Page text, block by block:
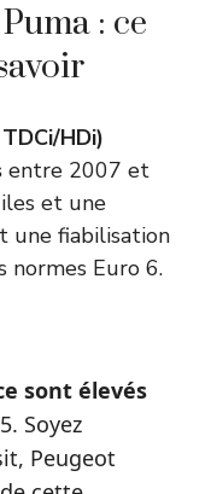
: ce
HDi)
entre 2007 et
et une
une fiabilisation
normes Euro 6.
sont élevés
Soyez
Peugeot